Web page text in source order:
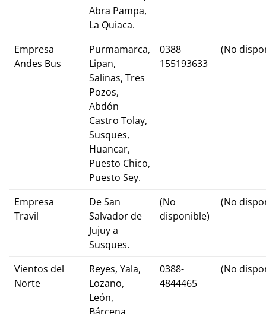
Abra Pampa,
La Quiaca.
Empresa
Andes Bus
Purmamarca,
Lipan,
Salinas, Tres
Pozos,
Abdón
Castro Tolay,
Susques,
Huancar,
Puesto Chico,
Puesto Sey.
0388
155193633
(No
Empresa
Travil
De San
Salvador de
Jujuy a
Susques.
(No
disponible)
(No
Vientos del
Norte
Reyes, Yala,
Lozano,
León,
Bárcena,
0388-
4844465
(No